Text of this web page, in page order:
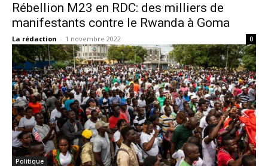
Rébellion M23 en RDC: des milliers de
manifestants contre le Rwanda à Goma
La rédaction - 1 novembre 2022 0
Politique